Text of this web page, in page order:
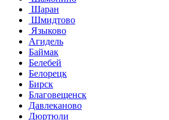
Шаран
Шмидтово
Языково
Агидель
Баймак
Белебей
Белорецк
Бирск
Благовещенск
Давлеканово
Дюртюли